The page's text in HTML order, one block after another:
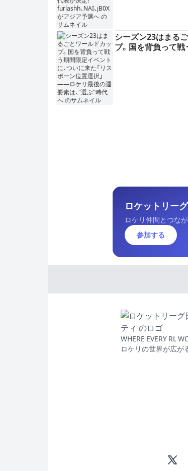
シーズン23はまる
プ。国を背負って
ロケットリー
ロケリ仲間とつな
参加する
WHERE EVERY RL
ロケリの世界が広が